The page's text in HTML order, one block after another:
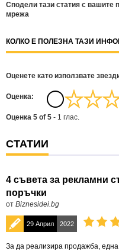
Сподели тази статия с вашите
мрежа
КОЛКО Е ПОЛЕЗНА ТАЗИ
Оценете като използвате
Oценка:
Оценка 5 of 5 - 1 глас.
СТАТИИ
4 съвета за рекламни
поръчки
от Biznesidei.bg
29 Април 2022
За да реализира продажба,